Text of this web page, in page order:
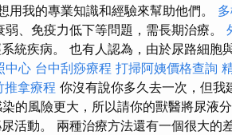
用我的專業知識和經驗來幫助他們。
、免疫力低下等問題，需長期治療。
統疾病。 也有人認為，由於尿路細胞
中心 台中刮痧療程 打掃阿姨價格查詢
推拿療程 你沒有說你多久去一次，但我
的風險更大，所以請你的獸醫將尿液
活動。 兩種治療方法還有一個很大的